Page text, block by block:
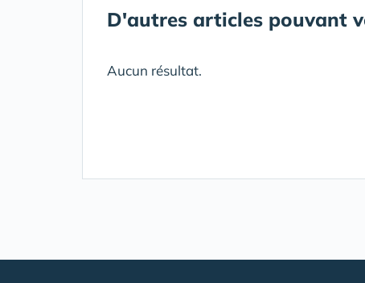
D'autres articles pouvant
Aucun résultat.